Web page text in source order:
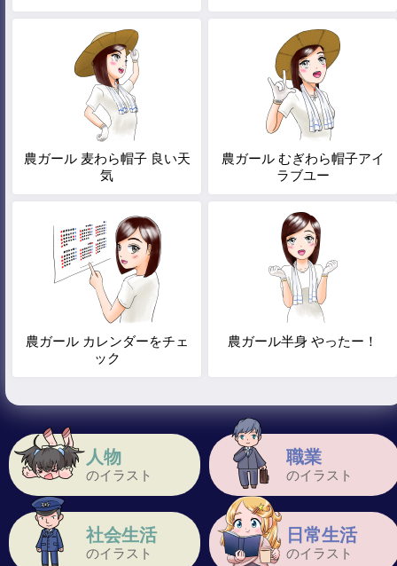
人物
のイラスト
職業
のイラスト
社会生活
のイラスト
日常生活
のイラスト
農ガール 麦わら帽子 良い天
気
農ガール むぎわら帽子アイ
ラブユー
農ガール カレンダーをチェ
ック
農ガール半身 やったー！